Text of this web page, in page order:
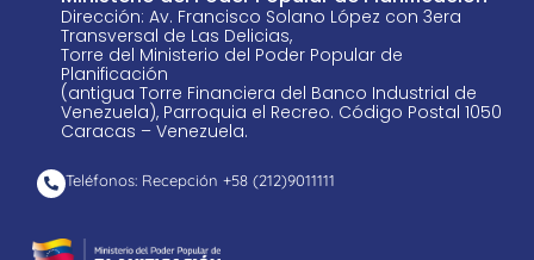
Dirección: Av. Francisco Solano López con 3era
Transversal de Las Delicias,
Torre del Ministerio del Poder Popular de
Planificación
(antigua Torre Financiera del Banco Industrial de
Venezuela), Parroquia el Recreo. Código Postal 1050
Caracas – Venezuela.
Teléfonos: Recepción +58 ​(212)9011111